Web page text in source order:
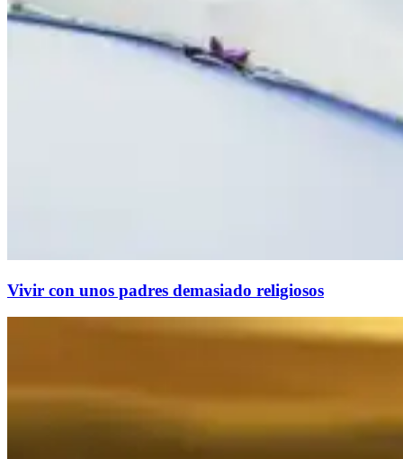
Vivir con unos padres demasiado religiosos